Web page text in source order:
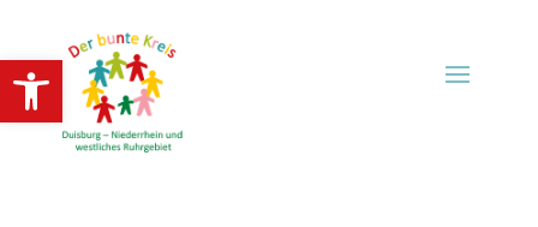
Open toolbar